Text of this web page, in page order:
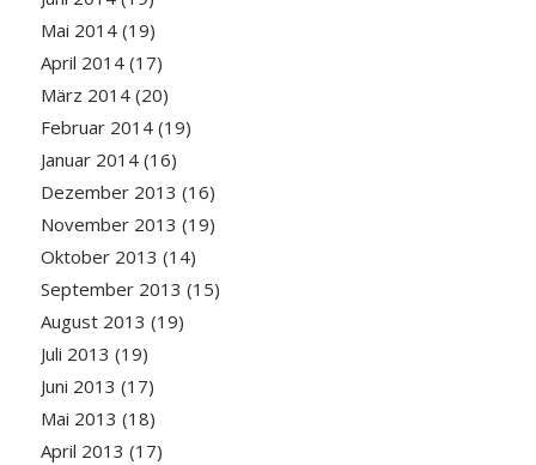
Mai 2014(19)
April 2014(17)
März 2014(20)
Februar 2014(19)
Januar 2014(16)
Dezember 2013 (16)
November 2013 (19)
Oktober 2013 (14)
September 2013 (15)
August 2013 (19)
Juli 2013 (19)
Juni 2013 (17)
Mai 2013 (18)
April 2013 (17)